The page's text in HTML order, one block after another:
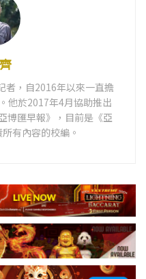
者，自2016年以來一直擔
他於2017年4月協助推出
博匯早報》，目前是《亞
有內容的校編。